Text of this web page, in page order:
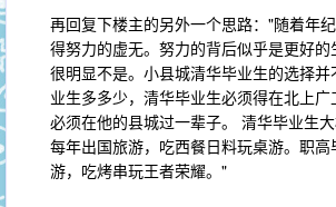
再回复下楼主的另外一个思路："随着年
得努力的虚无。努力的背后似乎是更好
很明显不是。小县城清华毕业生的选择
业生多多少，清华毕业生必须得在北上
必须在他的县城过一辈子。 清华毕业生
每年出国旅游，吃西餐日料玩桌游。职
游，吃烤串玩王者荣耀。"